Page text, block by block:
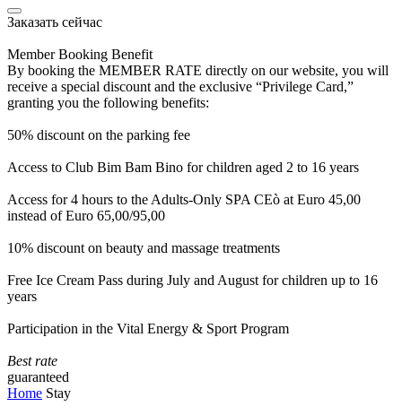
Заказать сейчас
Member Booking Benefit
By booking the MEMBER RATE directly on our website, you will
receive a special discount and the exclusive “Privilege Card,”
granting you the following benefits:
50% discount on the parking fee
Access to Club Bim Bam Bino for children aged 2 to 16 years
Access for 4 hours to the Adults-Only SPA CEò at Euro 45,00
instead of Euro 65,00/95,00
10% discount on beauty and massage treatments
Free Ice Cream Pass during July and August for children up to 16
years
Participation in the Vital Energy & Sport Program
Best rate
guaranteed
Home Stay